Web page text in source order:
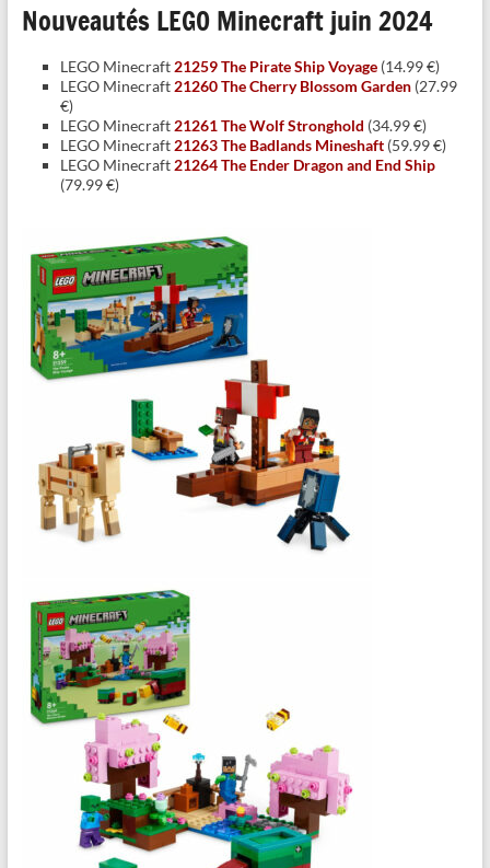
Nouveautés LEGO Minecraft juin 2024
LEGO Minecraft 21259 The Pirate Ship Voyage(14.99 €)
LEGO Minecraft 21260 The Cherry Blossom Garden(27.99
€)
LEGO Minecraft 21261 The Wolf Stronghold (34.99 €)
LEGO Minecraft 21263 The Badlands Mineshaft(59.99 €)
LEGO Minecraft 21264 The Ender Dragon and End Ship
(79.99 €)